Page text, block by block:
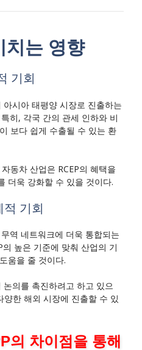
치는 영향
기회
아시아 태평양 시장로 진출하는
히, 각국 간의 관세 인하와 비
보다 쉽게 수출될 수 있는 환
동차 산업은 RCEP의 혜택을
더욱 강화할 수 있을 것이다.
적 기회
역 네트워크에 더욱 통합되는
높은 기준에 맞춰 산업의 기
움을 줄 것이다.
의를 촉진하려고 하고 있으
한 해외 시장에 진출할 수 있
의 차이점을 통해